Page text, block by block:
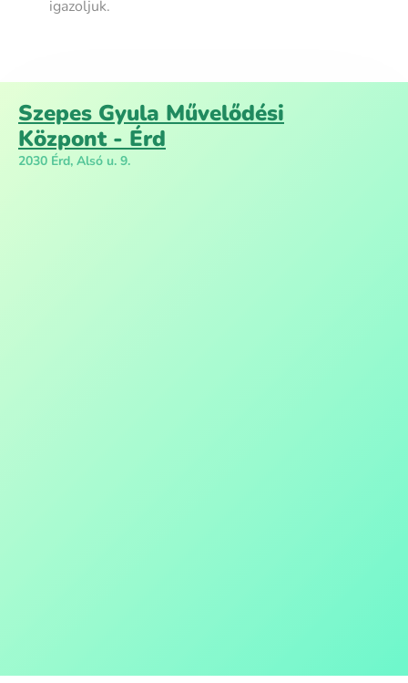
igazoljuk.
Szepes Gyula Művelődési
Központ - Érd
2030 Érd, Alsó u. 9.